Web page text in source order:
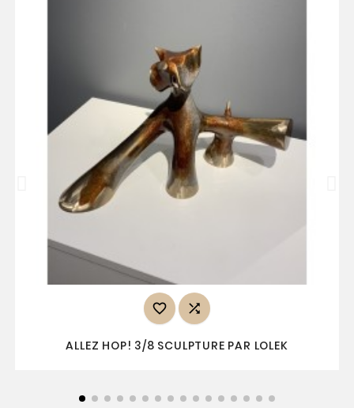
 
ALLEZ HOP! 3/8 SCULPTURE PAR LOLEK